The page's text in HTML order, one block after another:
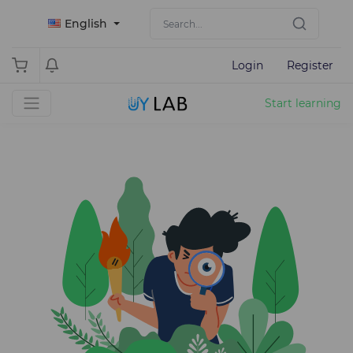
English
Login Register
Start learning